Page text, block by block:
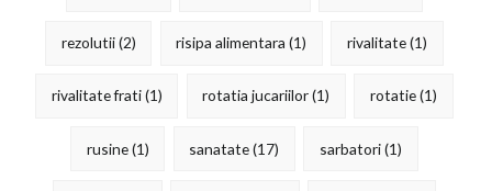
rezolutii(2) risipa alimentara (1) rivalitate(1)
rivalitate frati(1) rotatia jucariilor(1) rotatie(1)
rusine(1) sanatate(17) sarbatori(1)